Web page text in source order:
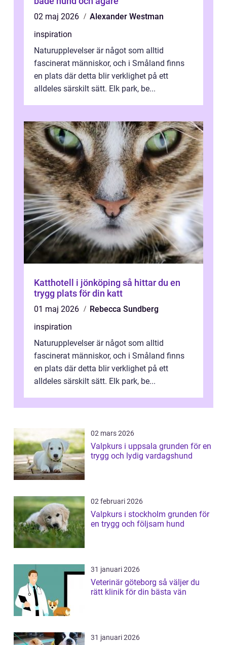
02 maj 2026
Alexander Westman
inspiration
Naturupplevelser är något som alltid
fascinerat människor, och i Småland finns
en plats där detta blir verklighet på ett
alldeles särskilt sätt. Elk park, be...
Katthotell i jönköping så hittar du en
trygg plats för din katt
01 maj 2026
Rebecca Sundberg
inspiration
Naturupplevelser är något som alltid
fascinerat människor, och i Småland finns
en plats där detta blir verklighet på ett
alldeles särskilt sätt. Elk park, be...
02 mars 2026
Valpkurs i uppsala grunden för en
trygg och lydig vardagshund
02 februari 2026
Valpkurs i stockholm grunden för
en trygg och följsam hund
31 januari 2026
Veterinär göteborg så väljer du
rätt klinik för din bästa vän
31 januari 2026